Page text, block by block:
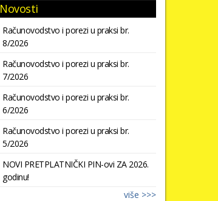
Novosti
Računovodstvo i porezi u praksi br.
8/2026
Računovodstvo i porezi u praksi br.
7/2026
Računovodstvo i porezi u praksi br.
6/2026
Računovodstvo i porezi u praksi br.
5/2026
NOVI PRETPLATNIČKI PIN-ovi ZA 2026.
godinu!
više >>>